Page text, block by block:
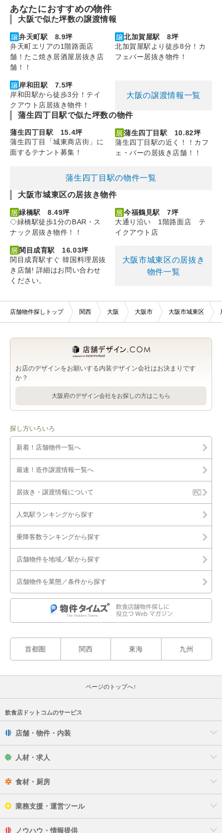
あなたにおすすめの物件
大阪で似た坪数の譲渡情報
弁天町駅 8.9坪
弁天町エリアの1階路面店
舗！たこ焼き居酒屋居抜き店
舗！！
北加賀屋駅 8坪
北加賀屋駅より徒歩8分！カ
フェバー居抜き物件！
岸和田駅 7.5坪
岸和田駅から徒歩3分！テイ
クアウト店居抜き物件！
大阪の譲渡情報一覧
蒲生四丁目駅で似た坪数の物件
蒲生四丁目駅 15.4坪
蒲生四丁目「城東商店街」に
面するテナント募集！
蒲生四丁目駅 10.82坪
蒲生四丁目駅の近く！！カフ
ェ・バーの居抜き店舗！！
蒲生四丁目駅の物件一覧
大阪市城東区の居抜き物件
緑橋駅 8.49坪
◇緑橋駅徒歩1分のBAR・ス
ナック居抜き物件！！
今福鶴見駅 7坪
大通り沿い 1階路面店 テ
イクアウト店
関目成育駅 16.03坪
関目成育駅すぐ 韓国料理居抜
き店舗! 詳細はお問い合わせ
ください。
大阪市城東区の居抜き
物件一覧
店舗物件探しトップ 関西 大阪 大阪市 大阪市城東区
お店のデザインをお願いする内装デザイン会社はお決まりです
か？
大阪府のデザイン会社をお探しの方はこちら
探し方いろいろ
新着！店舗物件一覧へ
最速！造作譲渡情報一覧へ
居抜き・譲渡情報について
人気駅ランキングから探す
乗降客数ランキングから探す
店舗物件を地域／駅から探す
店舗物件を業態／条件から探す
首都圏 関西 東海 九州
ページのトップへ↑
飲食店ドットコムのサービス
店舗・物件・内装
人材・求人
食材・厨房
業務支援・運営ツール
ノウハウ・情報提供